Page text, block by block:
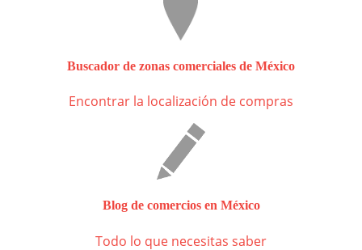
Buscador de zonas comerciales de México
Encontrar la localización de compras
Blog de comercios en México
Todo lo que necesitas saber